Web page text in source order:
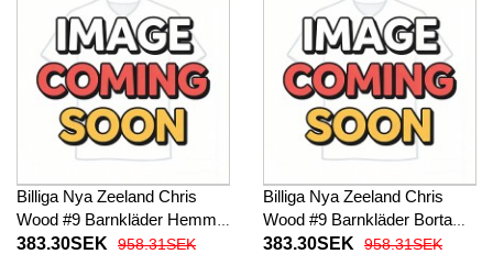
Billiga Nya Zeeland Chris
Wood #9 Barnkläder Hemma
fotbollskläder till baby VM
383.30SEK 958.31SEK
Billiga Nya Zeeland Chris
Wood #9 Barnkläder Borta
fotbollskläder till baby VM
383.30SEK 958.31SEK